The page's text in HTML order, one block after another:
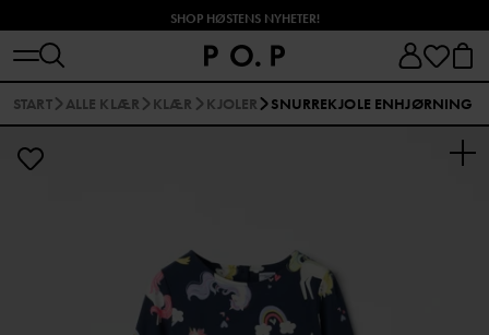
SHOP HØSTENS NYHETER!
START ALLE KLÆR KLÆR KJOLER SNURREKJOLE ENHJØRNING